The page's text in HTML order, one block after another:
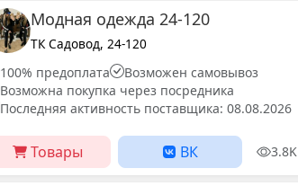
Модная одежда 24-120
ТК Садовод, 24-120
100% предоплата
Возможен самовывоз
Возможна покупка через посредника
Последняя активность поставщика: 08.08.2026
Товары ВК 3.8K